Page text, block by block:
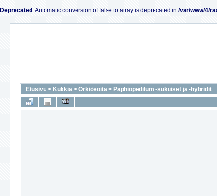
Deprecated : Automatic conversion of false to array is deprecated in /var/www/4/
Etusivu > Kukkia > Orkideoita > Paphiopedilum -sukuiset ja -hybridit